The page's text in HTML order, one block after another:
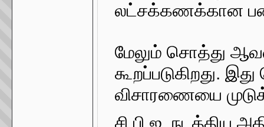
லட்சக்கணக்கான
மேலும் சொத்து
கூறப்படுகிறது.
விசாரணையை
சி.பி.ஐ. நடத்திய